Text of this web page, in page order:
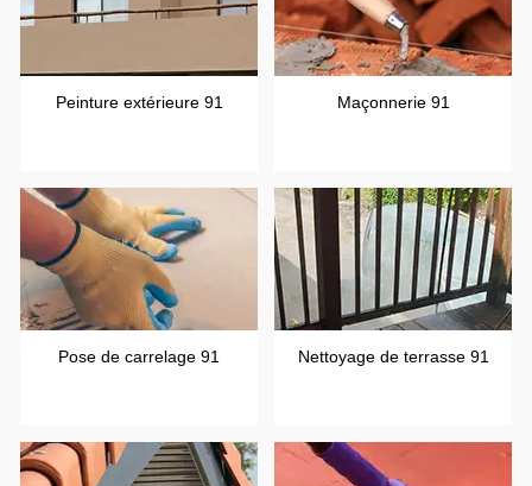
Peinture extérieure 91 Maçonnerie 91
Pose de carrelage 91 Nettoyage de terrasse 91